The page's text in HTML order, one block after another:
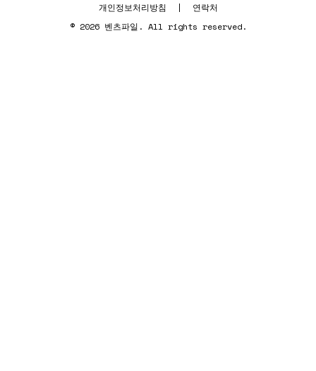
개인정보처리방침 |
연락처
© 2026 벤츠파일. All rights reserved.